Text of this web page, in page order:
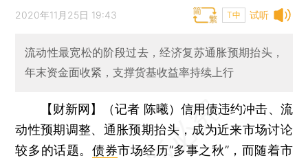
试听
2020年11月25日 19:43 T中
流动性最宽松的阶段过去，经济复苏通胀预期抬头，
年末资金面收紧，支撑货基收益率持续上行
【财新网】（记者 陈曦） 信用债违约冲击、流
动性预期调整、通胀预期抬头，成为近来市场讨论
较多的话题。 债券市场经历“多事之秋”，而随着市